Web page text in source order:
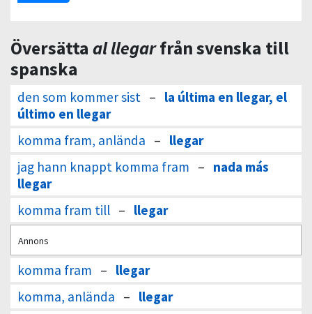
Översätta al llegarfrån svenska till
spanska
den som kommer sist – la última en llegar, el
último en llegar
komma fram, anlända – llegar
jag hann knappt komma fram – nada más
llegar
komma fram till – llegar
Annons
komma fram – llegar
komma, anlända – llegar